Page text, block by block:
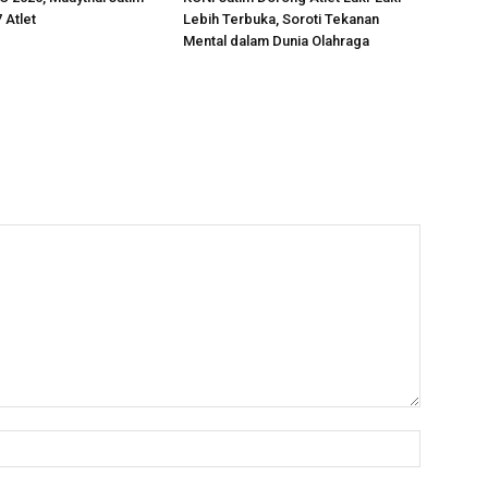
Atlet
Lebih Terbuka, Soroti Tekanan
Mental dalam Dunia Olahraga